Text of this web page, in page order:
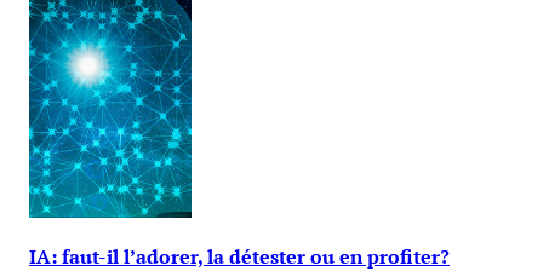
IA: faut-il l’adorer, la détester ou en profiter?